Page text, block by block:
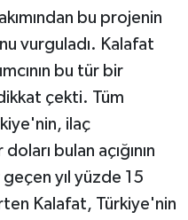
bu projenin
vurguladı. Kalafat
bu tür bir
çekti. Tüm
ilaç
bulan açığının
yıl yüzde 15
Kalafat, Türkiye'nin